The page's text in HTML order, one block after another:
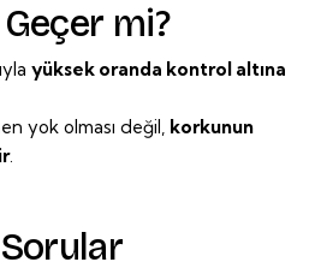
mi?
yüksek oranda kontrol altına
yok olması değil, korkunun
.